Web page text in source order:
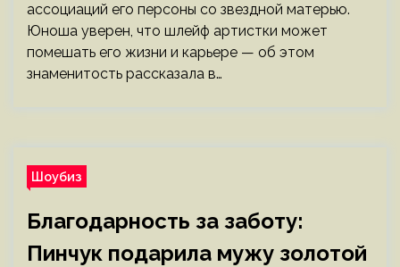
ассоциаций его персоны со звездной матерью.
Юноша уверен, что шлейф артистки может
помешать его жизни и карьере — об этом
знаменитость рассказала в…
Шоубиз
Благодарность за заботу:
Пинчук подарила мужу золотой